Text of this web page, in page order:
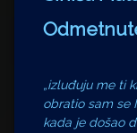
„izluđuju me ti
obratio sam se
kada je došao